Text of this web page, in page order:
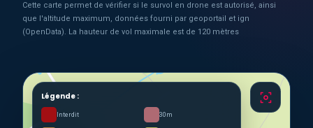
Cette carte permet de vérifier si le survol en drone est autorisé, ainsi
que l'altitude maximum, données fourni par geoportail et ign
(OpenData). La hauteur de vol maximale est de 120 mètres
Légende :
Interdit 30m